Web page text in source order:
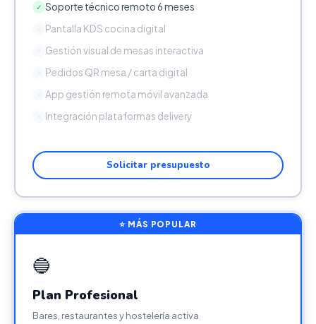
✓ Soporte técnico remoto 6 meses
Pantalla KDS cocina digital
Gestión visual de mesas interactiva
Pedidos QR mesa / carta digital
App gestión remota móvil avanzada
Integración plataformas delivery
Solicitar presupuesto
⭐ MÁS POPULAR
🔵
Plan Profesional
Bares, restaurantes y hostelería activa